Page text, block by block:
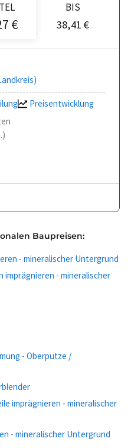
€
BIS
38,41 €
Preisentwicklung
Baupreisen:
- mineralischer Untergrund
imprägnieren - mineralischer
- Oberputze /
imprägnieren - mineralischer
- mineralischer Untergrund